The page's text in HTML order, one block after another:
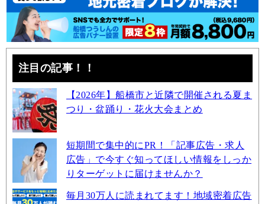
注目の記事！！
【2026年】船橋市と近隣で開催される夏ま
つり・盆踊り・花火大会まとめ
短期間で集中的にPR！「記事広告・求人
広告」で今すぐ知ってほしい情報をしっか
りターゲットに届けませんか？
毎月30万人に読まれてます！地域密着広告